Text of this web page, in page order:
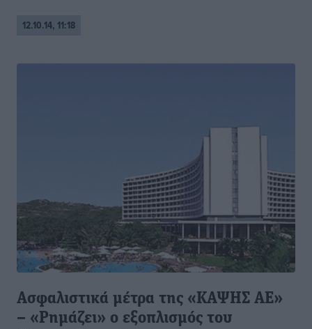
12.10.14, 11:18
Ασφαλιστικά μέτρα της «ΚΑΨΗΣ ΑΕ»
– «Ρημάζει» ο εξοπλισμός του